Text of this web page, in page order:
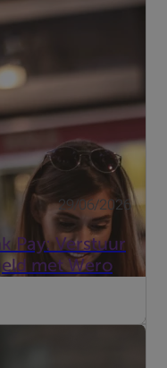
29/06/2026
Pay: Verstuur
met Wero
naar een familielid